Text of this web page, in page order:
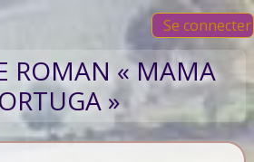
Se connecter
ROMAN « MAMA
»